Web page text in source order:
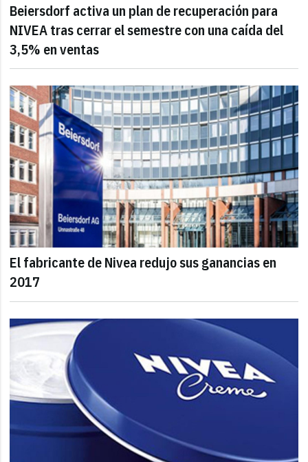
Beiersdorf activa un plan de recuperación para
NIVEA tras cerrar el semestre con una caída del
3,5% en ventas
El fabricante de Nivea redujo sus ganancias en
2017